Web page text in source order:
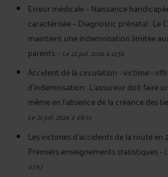
Erreur médicale – Naissance
caractérisée – Diagnostic prénatal : Le
maintient une indemnisation limitée
parents.-Le 22 juil. 2026 à 11:56
Accident de la circulation - victime -
d'indemnisation : L'assureur doit faire
même en l'absence de la créance des
Le 21 juil. 2026 à 08:31
Les victimes d’accidents de la route en
Premiers enseignements statistiques-
07:57